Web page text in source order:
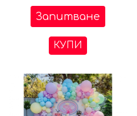
Запитване
КУПИ